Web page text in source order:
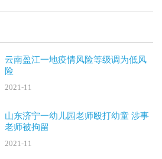
云南盈江一地疫情风险等级调为低风
险
2021-11
山东济宁一幼儿园老师殴打幼童 涉事
老师被拘留
2021-11